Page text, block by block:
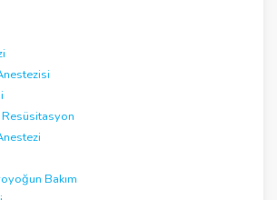
Bakım